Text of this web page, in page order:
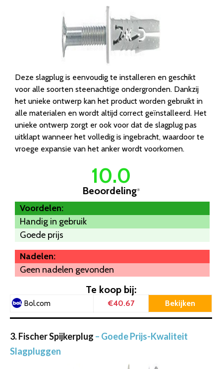
Deze slagplug is eenvoudig te installeren en geschikt
voor alle soorten steenachtige ondergronden. Dankzij
het unieke ontwerp kan het product worden gebruikt in
alle materialen en wordt altijd correct geïnstalleerd. Het
unieke ontwerp zorgt er ook voor dat de slagplug pas
uitklapt wanneer het volledig is ingebracht, waardoor te
vroege expansie van het anker wordt voorkomen.
10.0
Beoordeling*
Voordelen:
Handig in gebruik
Goede prijs
Nadelen:
Geen nadelen gevonden
Te koop bij:
Bol.com €40.67 Bekijken
3. Fischer Spijkerplug – Goede Prijs-Kwaliteit
Slagpluggen